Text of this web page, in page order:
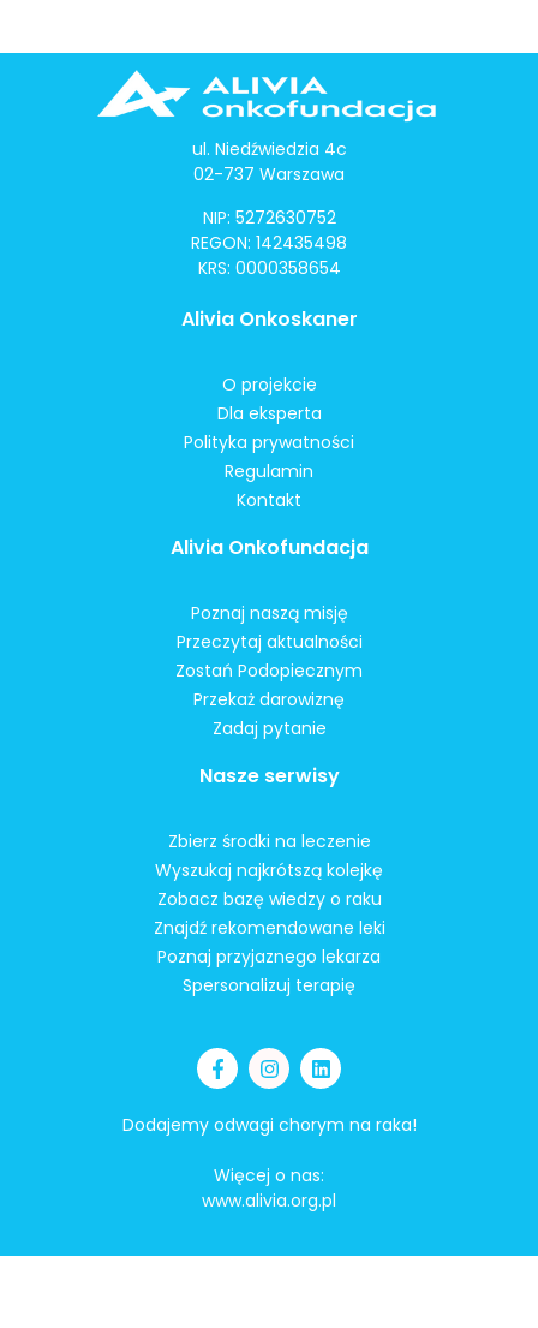
ul. Niedźwiedzia 4c
02-737 Warszawa
NIP: 5272630752
REGON: 142435498
KRS: 0000358654
Alivia Onkoskaner
O projekcie
Dla eksperta
Polityka prywatności
Regulamin
Kontakt
Alivia Onkofundacja
Poznaj naszą misję
Przeczytaj aktualności
Zostań Podopiecznym
Przekaż darowiznę
Zadaj pytanie
Nasze serwisy
Zbierz środki na leczenie
Wyszukaj najkrótszą kolejkę
Zobacz bazę wiedzy o raku
Znajdź rekomendowane leki
Poznaj przyjaznego lekarza
Spersonalizuj terapię
Dodajemy odwagi chorym na raka!
Więcej o nas:
www.alivia.org.pl